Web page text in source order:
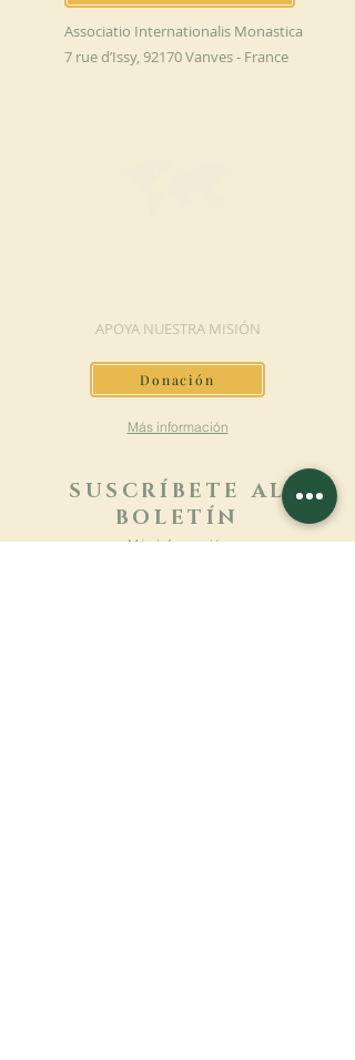
Associatio Internationalis Monastica
7 rue d’Issy, 92170 Vanves - France
APOYA NUESTRA MISIÓN
Donación
Más información
SUSCRÍBETE AL
BOLETÍN
Más información